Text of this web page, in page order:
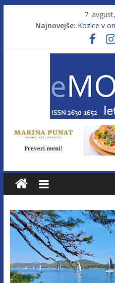
7.
Najnovejše: Kozice v
Leto 9, št.
Od morja